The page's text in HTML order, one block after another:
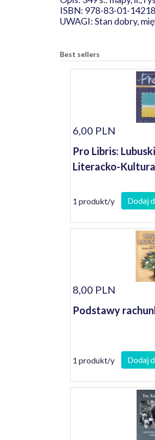
ISBN: 978-83-01-
UWAGI: Stan dobry,
Best sellers
6,00 PLN
Pro Libris:
Literacko-
1 produkt/y Dodaj
8,00 PLN
Podstawy
1 produkt/y Dodaj